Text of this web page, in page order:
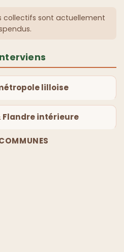
collectifs sont actuellement
lilloise
Flandre intérieure